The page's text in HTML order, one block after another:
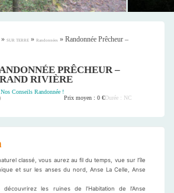
» SUR TERRE » Randonnées » Randonnée Prêcheur –
PRÊCHEUR –
RIVIÈRE
Nos Conseils Randonnée !
Prix moyen : 0 €Durée : NC
classé, vous aurez au fil du temps, vue sur l’île
et sur les anses du nord, Anse La Celle, Anse
découvrirez les ruines de l’Habitation de l’Anse